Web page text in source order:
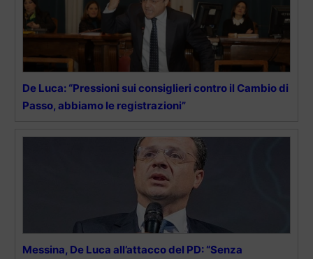
De Luca: “Pressioni sui consiglieri contro il Cambio di
Passo, abbiamo le registrazioni”
Messina, De Luca all’attacco del PD: “Senza